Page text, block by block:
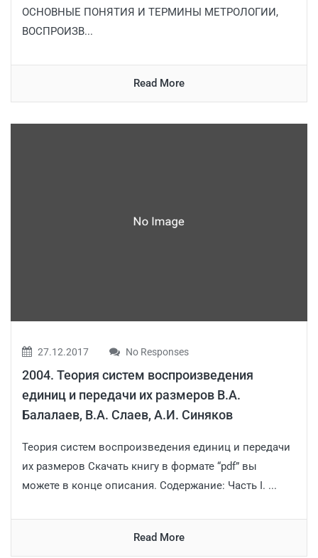
ОСНОВНЫЕ ПОНЯТИЯ И ТЕРМИНЫ МЕТРОЛОГИИ,
ВОСПРОИЗВ...
Read More
27.12.2017 No Responses
2004. Теория систем воспроизведения
единиц и передачи их размеров В.А.
Балалаев, В.А. Слаев, А.И. Синяков
Теория систем воспроизведения единиц и передачи
их размеров Скачать книгу в формате “pdf” вы
можете в конце описания. Содержание: Часть I. ...
Read More